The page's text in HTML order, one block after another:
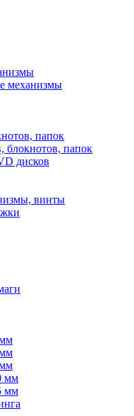
механизмы
папок
блокнотов, папок
дисков
винты
мм
мм